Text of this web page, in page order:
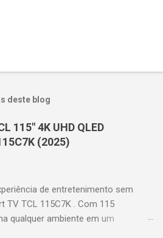
deste blog
115" 4K UHD QLED
(2025)
de entretenimento sem
TV TCL 115C7K . Com 115
qualquer ambiente em um